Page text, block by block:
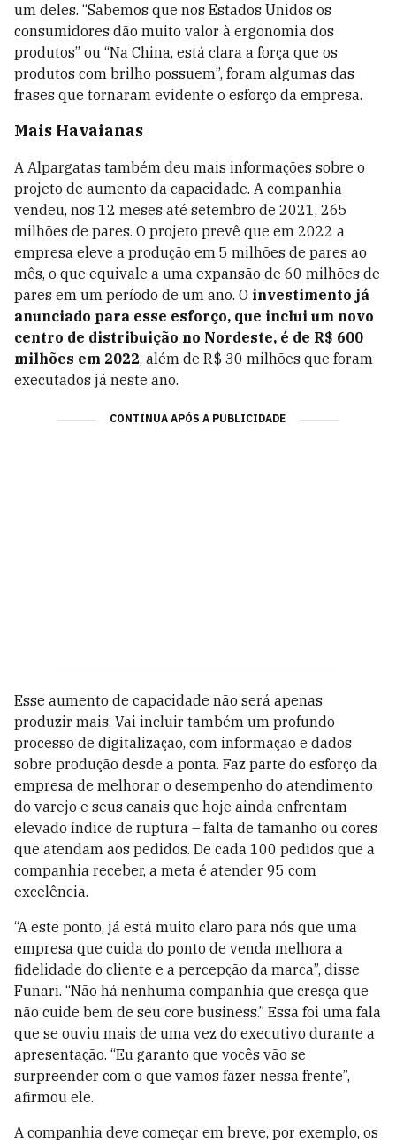
um deles. “Sabemos que nos Estados Unidos os
consumidores dão muito valor à ergonomia dos
produtos” ou “Na China, está clara a força que os
produtos com brilho possuem”, foram algumas das
frases que tornaram evidente o esforço da empresa.
Mais Havaianas
A Alpargatas também deu mais informações sobre o
projeto de aumento da capacidade. A companhia
vendeu, nos 12 meses até setembro de 2021, 265
milhões de pares. O projeto prevê que em 2022 a
empresa eleve a produção em 5 milhões de pares ao
mês, o que equivale a uma expansão de 60 milhões de
pares em um período de um ano. O investimento já
anunciado para esse esforço, que inclui um novo
centro de distribuição no Nordeste, é de R$ 600
milhões em 2022, além de R$ 30 milhões que foram
executados já neste ano.
CONTINUA APÓS A PUBLICIDADE
Esse aumento de capacidade não será apenas
produzir mais. Vai incluir também um profundo
processo de digitalização, com informação e dados
sobre produção desde a ponta. Faz parte do esforço da
empresa de melhorar o desempenho do atendimento
do varejo e seus canais que hoje ainda enfrentam
elevado índice de ruptura – falta de tamanho ou cores
que atendam aos pedidos. De cada 100 pedidos que a
companhia receber, a meta é atender 95 com
excelência.
“A este ponto, já está muito claro para nós que uma
empresa que cuida do ponto de venda melhora a
fidelidade do cliente e a percepção da marca”, disse
Funari. “Não há nenhuma companhia que cresça que
não cuide bem de seu core business.” Essa foi uma fala
que se ouviu mais de uma vez do executivo durante a
apresentação. “Eu garanto que vocês vão se
surpreender com o que vamos fazer nessa frente”,
afirmou ele.
A companhia deve começar em breve, por exemplo, os